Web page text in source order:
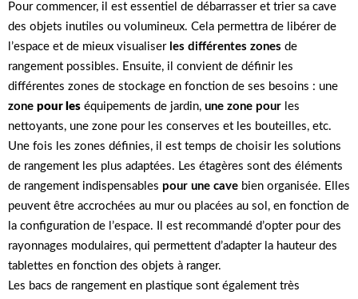
Pour commencer, il est essentiel de débarrasser et trier sa cave
des objets inutiles ou volumineux. Cela permettra de libérer de
l’espace et de mieux visualiser les différentes zones de
rangement possibles. Ensuite, il convient de définir les
différentes zones de stockage en fonction de ses besoins : une
zone pour les équipements de jardin, une zone pour les
nettoyants, une zone pour les conserves et les bouteilles, etc.
Une fois les zones définies, il est temps de choisir les solutions
de rangement les plus adaptées. Les étagères sont des éléments
de rangement indispensables pour une cave bien organisée. Elles
peuvent être accrochées au mur ou placées au sol, en fonction de
la configuration de l’espace. Il est recommandé d’opter pour des
rayonnages modulaires, qui permettent d’adapter la hauteur des
tablettes en fonction des objets à ranger.
Les bacs de rangement en plastique sont également très